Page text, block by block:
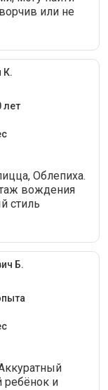
или не
К.
лет
Облепиха.
вождения
стиль
Б.
ребёнок и